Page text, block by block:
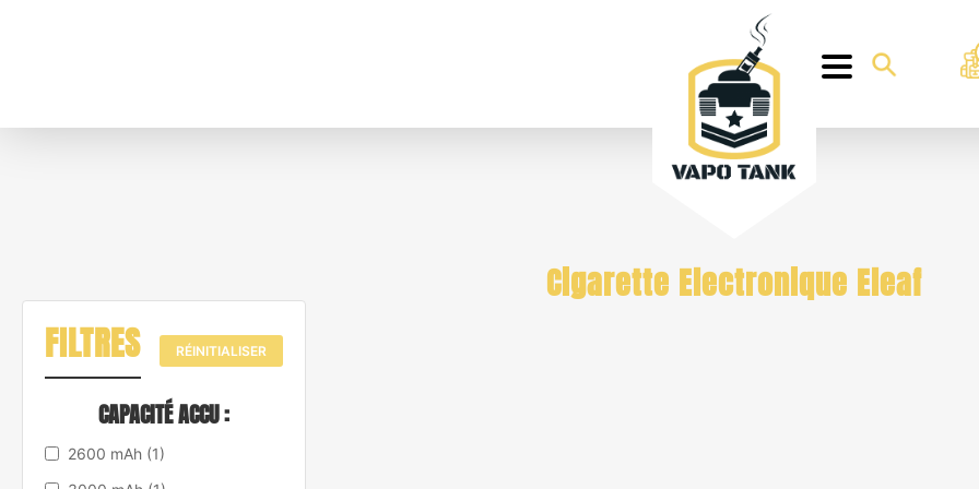
Cigarette Electronique Eleaf
FILTRES RÉINITIALISER
CAPACITÉ ACCU :
2600 mAh (1)